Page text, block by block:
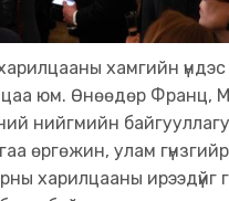
хамгийн
юм. Өнөөдөр Франц,
нийгмийн
өргөжин, улам
харилцааны ирээдүйг